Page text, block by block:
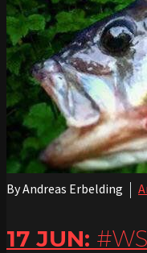
By Andreas Erbelding
17 JUN: